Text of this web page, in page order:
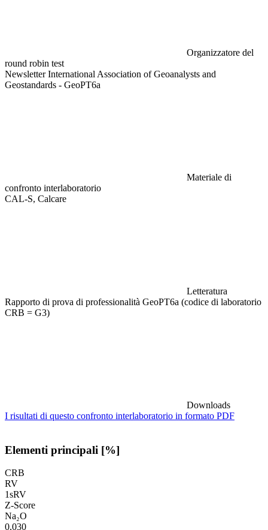
Organizzatore del
round robin test
Newsletter International Association of Geoanalysts and
Geostandards - GeoPT6a
Materiale di
confronto interlaboratorio
CAL-S, Calcare
Letteratura
Rapporto di prova di professionalità GeoPT6a (codice di laboratorio
CRB = G3)
Downloads
I risultati di questo confronto interlaboratorio in formato PDF
Elementi principali [%]
CRB
RV
1sRV
Z-Score
Na₂O
0,030